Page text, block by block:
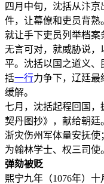
四月中旬，沈括从汴
件，让幕僚和吏员背
就让手下吏员列举档
无言可对，就威胁说，
平。沈括以国之道义
括一行力争下，辽廷最
缓解。
七月，沈括起程回国
契丹图抄》，献给朝
浙灾伤州军体量安抚
为翰林学士、权三司使
弹劾被贬
熙宁九年（1076年）十